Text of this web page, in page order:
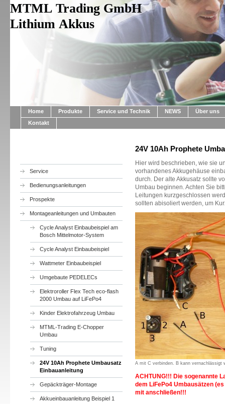
MTML Trading GmbH
Lithium Akkus
Home Produkte Service und Technik NEWS
Über uns
Kontakt
Service
Bedienungsanleitungen
Prospekte
Montageanleitungen und Umbauten
Cycle Analyst Einbaubeispiel am
Bosch Mittelmotor-System
Cycle Analyst Einbaubeispiel
Wattmeter Einbaubeispiel
Umgebaute PEDELECs
Elektroroller Flex Tech eco-flash
2000 Umbau auf LiFePo4
Kinder Elektrofahrzeug Umbau
MTML-Trading E-Chopper
Umbau
Tuning
24V 10Ah Prophete Umbausatz
Einbauanleitung
Gepäckträger-Montage
Akkueinbauanleitung Beispiel 1
24V 10Ah Prophete
Hier wird beschrieben, wie sie
vorhandenes Akkugehäuse
durch. Der alte Akkusatz sollte
Umbau beginnen. Achten Sie
Leitungen kurzgeschlossen
sollten abisoliert werden, um
A mit C verbinden. B kann vernachlässigt
ACHTUNG!!! Die sogenannte
dem LiFePo4 Umbausätzen
mit anschließen!!!